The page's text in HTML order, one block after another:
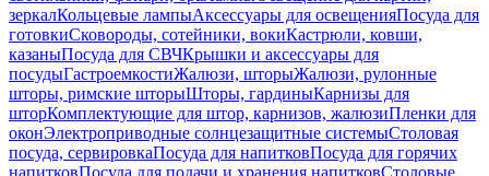
зеркалКольцевые лампыАксессуары для освещенияПосуда для
готовкиСковороды, сотейники, вокиКастрюли, ковши,
казаныПосуда для СВЧКрышки и аксессуары для
посудыГастроемкостиЖалюзи, шторыЖалюзи, рулонные
шторы, римские шторыШторы, гардиныКарнизы для
шторКомплектующие для штор, карнизов, жалюзиПленки для
оконЭлектроприводные солнцезащитные системыСтоловая
посуда, сервировкаПосуда для напитковПосуда для горячих
напитковПосуда для подачи и хранения напитковСтоловые